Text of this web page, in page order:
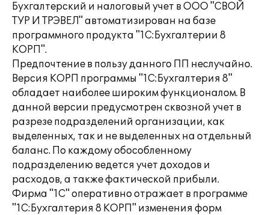
Бухгалтерский и налоговый учет в ООО "СВОЙ
ТУР И ТРЭВЕЛ" автоматизирован на базе
программного продукта "1С:Бухгалтерии 8
КОРП".
Предпочтение в пользу данного ПП неслучайно.
Версия КОРП программы "1С:Бухгалтерия 8"
обладает наиболее широким функционалом. В
данной версии предусмотрен сквозной учет в
разрезе подразделений организации, как
выделенных, так и не выделенных на отдельный
баланс. По каждому обособленному
подразделению ведется учет доходов и
расходов, а также фактической прибыли.
Фирма "1С" оперативно отражает в программе
"1С:Бухгалтерия 8 КОРП" изменения форм